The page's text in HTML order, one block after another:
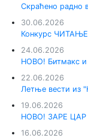
Скраћено
30.06.2026
Конкурс
24.06.2026
НОВО! Битмакс и
22.06.2026
Летње вести из
19.06.2026
НОВО! ЗАРЕ ЦАР
16.06.2026